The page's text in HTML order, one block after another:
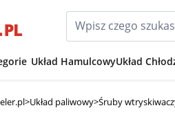
Układ HamulcowyUkład
>Układ paliwowy>Śruby